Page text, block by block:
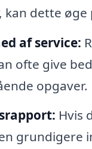
kan dette øge
af service:
ofte give
opgaver.
Hvis
grundigere